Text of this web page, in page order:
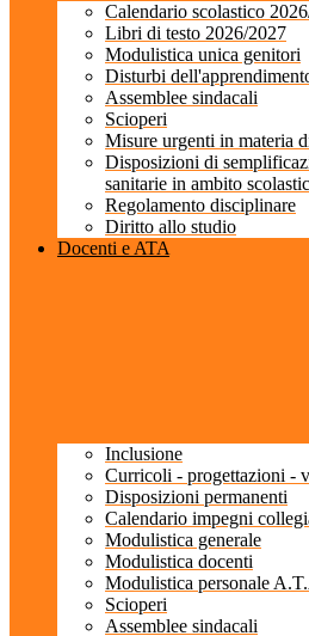
Calendario scolastico
Libri di testo 2026/2027
Modulistica unica genitori
Disturbi
Assemblee sindacali
Scioperi
Misure urgenti in materia
Disposizioni di
sanitarie in ambito
Regolamento disciplinare
Diritto allo studio
Docenti e ATA
Inclusione
Curricoli - progettazioni -
Disposizioni permanenti
Calendario impegni
Modulistica generale
Modulistica docenti
Modulistica personale
Scioperi
Assemblee sindacali